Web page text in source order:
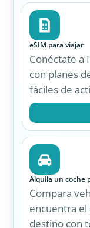
encuentra el
destino con
Organiza tu
estación o
Algunos enlaces son de
adicional para ti que nos